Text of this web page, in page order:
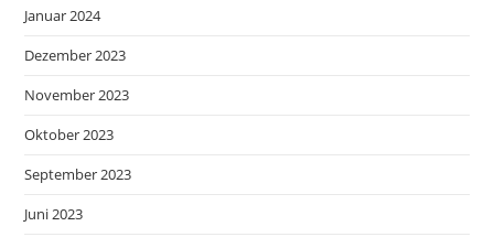
Januar 2024
Dezember 2023
November 2023
Oktober 2023
September 2023
Juni 2023